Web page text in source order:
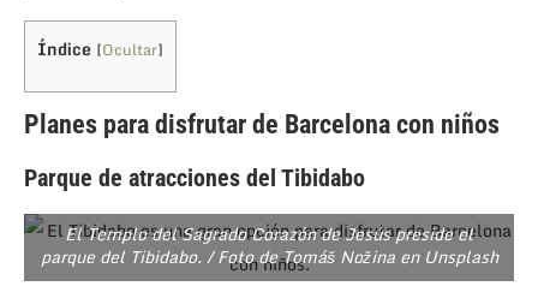
Índice [Ocultar]
Planes para disfrutar de Barcelona con niños
Parque de atracciones del Tibidabo
El Templo del Sagrado Corazón de Jesús preside el
parque del Tibidabo. / Foto de Tomáš Nožina en Unsplash